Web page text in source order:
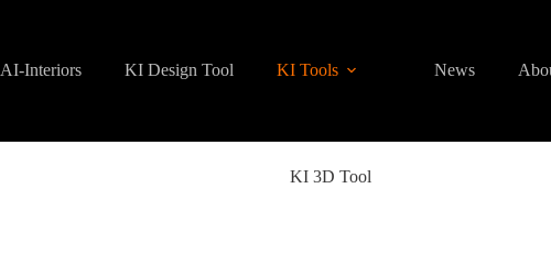
AI-Interiors KI Design Tool KI Tools News
KI 3D Tool